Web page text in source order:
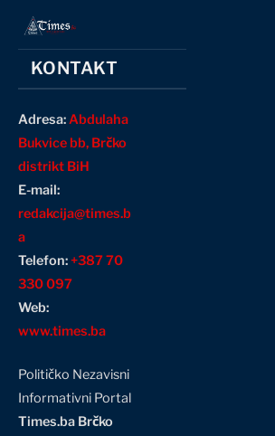
KONTAKT
Adresa:Abdulaha
Bukvice bb, Brčko
distrikt BiH
E-mail:
redakcija@times.b
a
Telefon:+387 70
330 097
Web:
www.times.ba
Političko Nezavisni
Informativni Portal
Times.ba Brčko